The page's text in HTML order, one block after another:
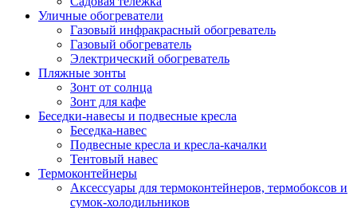
Уличные обогреватели
Газовый инфракрасный обогреватель
Газовый обогреватель
Электрический обогреватель
Пляжные зонты
Зонт от солнца
Зонт для кафе
Беседки-навесы и подвесные кресла
Беседка-навес
Подвесные кресла и кресла-качалки
Тентовый навес
Термоконтейнеры
Аксессуары для термоконтейнеров, термобоксов и
сумок-холодильников